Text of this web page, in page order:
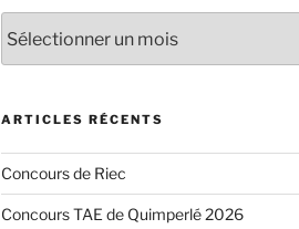
ARTICLES RÉCENTS
Concours de Riec
Concours TAE de Quimperlé 2026